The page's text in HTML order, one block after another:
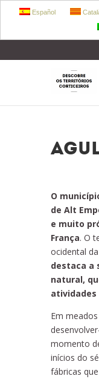
O
de Alt
e muito
França. O
ocidental
destaca a
natural,
atividades
Em
momento
inícios do
fábricas
Español